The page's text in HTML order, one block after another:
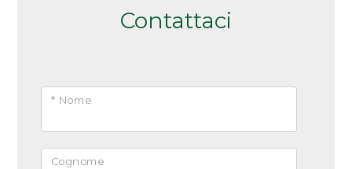
Contattaci
* Nome
Cognome